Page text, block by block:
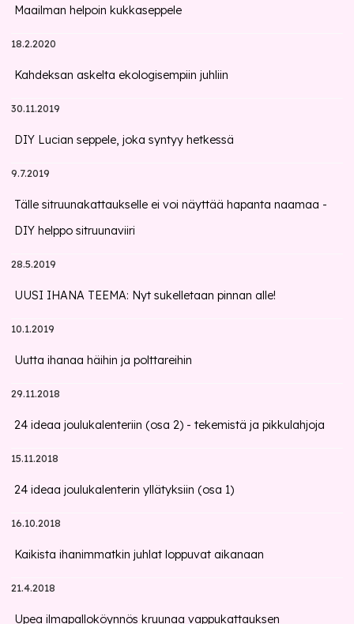
Maailman helpoin kukkaseppele
18.2.2020
Kahdeksan askelta ekologisempiin juhliin
30.11.2019
DIY Lucian seppele, joka syntyy hetkessä
9.7.2019
Tälle sitruunakattaukselle ei voi näyttää hapanta naamaa -
DIY helppo sitruunaviiri
28.5.2019
UUSI IHANA TEEMA: Nyt sukelletaan pinnan alle!
10.1.2019
Uutta ihanaa häihin ja polttareihin
29.11.2018
24 ideaa joulukalenteriin (osa 2) - tekemistä ja pikkulahjoja
15.11.2018
24 ideaa joulukalenterin yllätyksiin (osa 1)
16.10.2018
Kaikista ihanimmatkin juhlat loppuvat aikanaan
21.4.2018
Upea ilmapalloköynnös kruunaa vappukattauksen